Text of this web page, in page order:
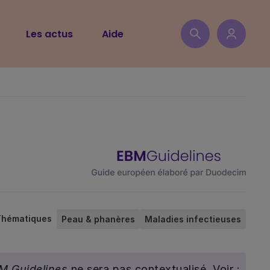
Les actus Aide
Peau & phanères Maladies infectieuses